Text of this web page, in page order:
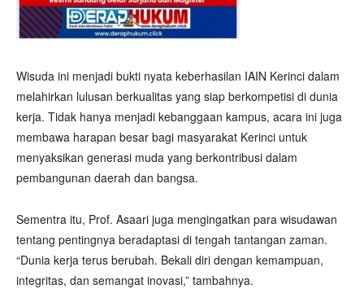
Wisuda ini menjadi bukti nyata keberhasilan IAIN Kerinci dalam
melahirkan lulusan berkualitas yang siap berkompetisi di dunia
kerja. Tidak hanya menjadi kebanggaan kampus, acara ini juga
membawa harapan besar bagi masyarakat Kerinci untuk
menyaksikan generasi muda yang berkontribusi dalam
pembangunan daerah dan bangsa.
Sementra itu, Prof. Asaari juga mengingatkan para wisudawan
tentang pentingnya beradaptasi di tengah tantangan zaman.
“Dunia kerja terus berubah. Bekali diri dengan kemampuan,
integritas, dan semangat inovasi,” tambahnya.